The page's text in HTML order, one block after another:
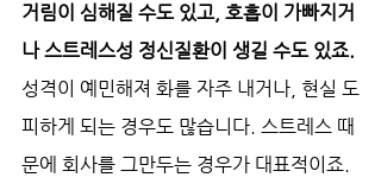
거림이 심해질 수도 있고, 호흡이 가빠지거
나 스트레스성 정신질환이 생길 수도 있죠.
성격이 예민해져 화를 자주 내거나, 현실 도
피하게 되는 경우도 많습니다. 스트레스 때
문에 회사를 그만두는 경우가 대표적이죠.